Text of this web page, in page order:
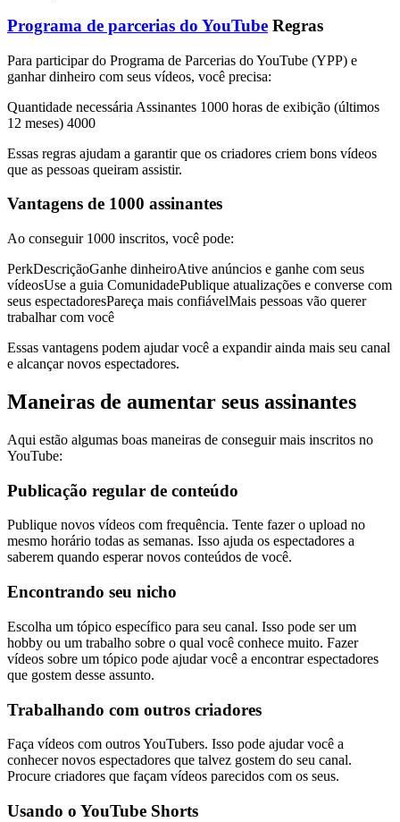
Programa de parcerias do YouTube Regras
Para participar do Programa de Parcerias do YouTube (YPP) e
ganhar dinheiro com seus vídeos, você precisa:
Quantidade necessária Assinantes 1000 horas de exibição (últimos
12 meses) 4000
Essas regras ajudam a garantir que os criadores criem bons vídeos
que as pessoas queiram assistir.
Vantagens de 1000 assinantes
Ao conseguir 1000 inscritos, você pode:
PerkDescriçãoGanhe dinheiroAtive anúncios e ganhe com seus
vídeosUse a guia ComunidadePublique atualizações e converse com
seus espectadoresPareça mais confiávelMais pessoas vão querer
trabalhar com você
Essas vantagens podem ajudar você a expandir ainda mais seu canal
e alcançar novos espectadores.
Maneiras de aumentar seus assinantes
Aqui estão algumas boas maneiras de conseguir mais inscritos no
YouTube:
Publicação regular de conteúdo
Publique novos vídeos com frequência. Tente fazer o upload no
mesmo horário todas as semanas. Isso ajuda os espectadores a
saberem quando esperar novos conteúdos de você.
Encontrando seu nicho
Escolha um tópico específico para seu canal. Isso pode ser um
hobby ou um trabalho sobre o qual você conhece muito. Fazer
vídeos sobre um tópico pode ajudar você a encontrar espectadores
que gostem desse assunto.
Trabalhando com outros criadores
Faça vídeos com outros YouTubers. Isso pode ajudar você a
conhecer novos espectadores que talvez gostem do seu canal.
Procure criadores que façam vídeos parecidos com os seus.
Usando o YouTube Shorts